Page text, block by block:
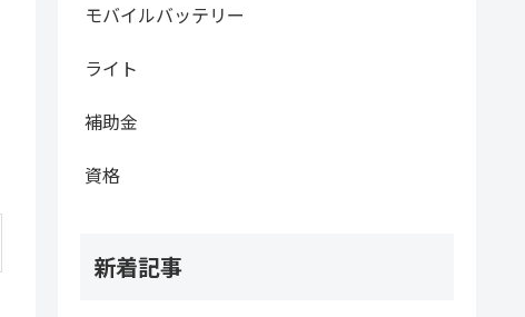
モバイルバッテリー
ライト
補助金
資格
新着記事